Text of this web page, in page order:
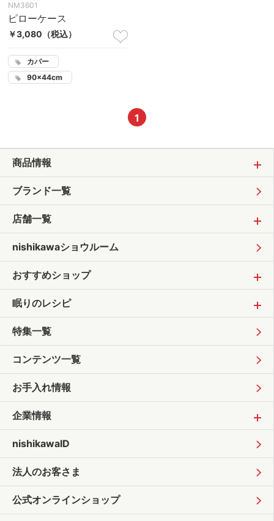
NM3601
ピローケース
￥3,080 （税込）
カバー
90×44cm
1
商品情報
ブランド一覧
店舗一覧
nishikawaショウルーム
おすすめショップ
眠りのレシピ
特集一覧
コンテンツ一覧
お手入れ情報
企業情報
nishikawaID
法人のお客さま
公式オンラインショップ